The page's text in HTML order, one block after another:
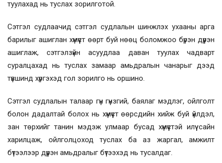
туулахад нь туслах зорилготой.
Сэтгэл судлаачид сэтгэл судлалын шинжлэх ухааны арга
барилыг ашиглан хүмүүст өөрт буй нөөц боломжоо бүрэн дүүрэн
ашиглаж, сэтгэлзүйн асуудлаа даван туулах чадварт
суралцахад нь туслах замаар амьдралын чанарыг дээд
түвшинд хүргэхэд гол зорилго нь оршино.
Сэтгэл судлалын талаар гүн гүнзгий, баялаг мэдлэг, ойлголт
болон дадалтай болох нь хүмүүст өөрсдийн хийж буй үйлдэл,
зан төрхийг танин мэдэж улмаар бусад хүмүүстэй илүү сайн
харилцаж, ойлголцоход туслах ба аз жаргал, амжилт
бүтээлээр дүүрэн амьдралыг бүтээхэд нь тусалдаг.